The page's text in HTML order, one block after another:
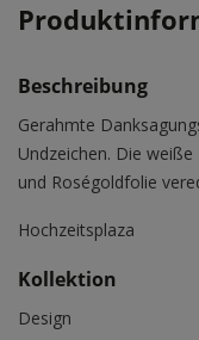
Beschreibung
Gerahmte
Undzeichen. Die
und Roségoldfolie
Hochzeitsplaza
Kollektion
Design